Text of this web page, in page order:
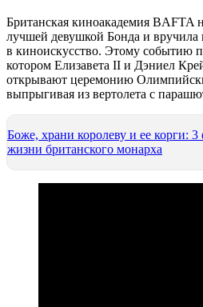
Британская киноакадемия BAFTA
лучшей девушкой Бонда и вручила
в киноискусство. Этому событию
котором Елизавета II и Дэниел
открывают церемонию
выпрыгивая из вертолета с
Боже, храни королеву и ее корги:
жизни британского монарха